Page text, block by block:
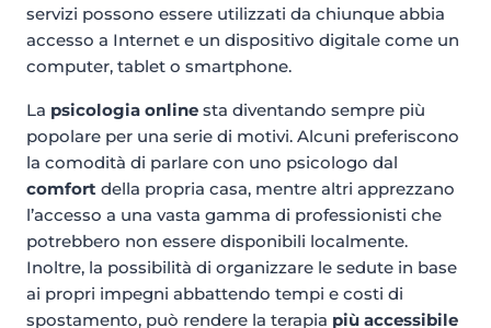
servizi possono essere utilizzati da chiunque abbia
accesso a Internet e un dispositivo digitale come un
computer, tablet o smartphone.
La psicologia online sta diventando sempre più
popolare per una serie di motivi. Alcuni preferiscono
la comodità di parlare con uno psicologo dal
comfort della propria casa, mentre altri apprezzano
l’accesso a una vasta gamma di professionisti che
potrebbero non essere disponibili localmente.
Inoltre, la possibilità di organizzare le sedute in base
ai propri impegni abbattendo tempi e costi di
spostamento, può rendere la terapia più accessibile